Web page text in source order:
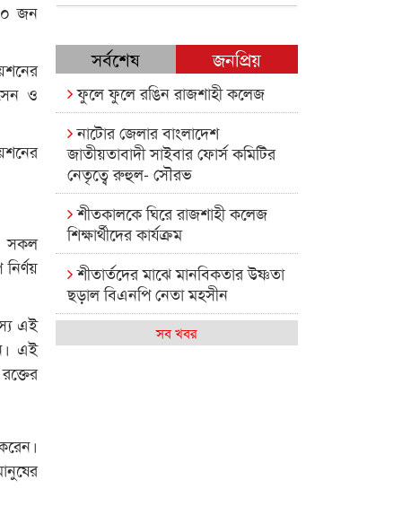
জন
ও
সকল
এই
এই
সর্বশেষ জনপ্রিয়
ফুলে ফুলে রঙিন রাজশাহী কলেজ
নাটোর জেলার বাংলাদেশ
জাতীয়তাবাদী সাইবার ফোর্স কমিটির
নেতৃত্বে রুহুল- সৌরভ
শীতকালকে ঘিরে রাজশাহী কলেজ
শিক্ষার্থীদের কার্যক্রম
শীতার্তদের মাঝে মানবিকতার উষ্ণতা
ছড়াল বিএনপি নেতা মহসীন
রাজশাহী কলেজের মিষ্টি বিকেল
সব খবর